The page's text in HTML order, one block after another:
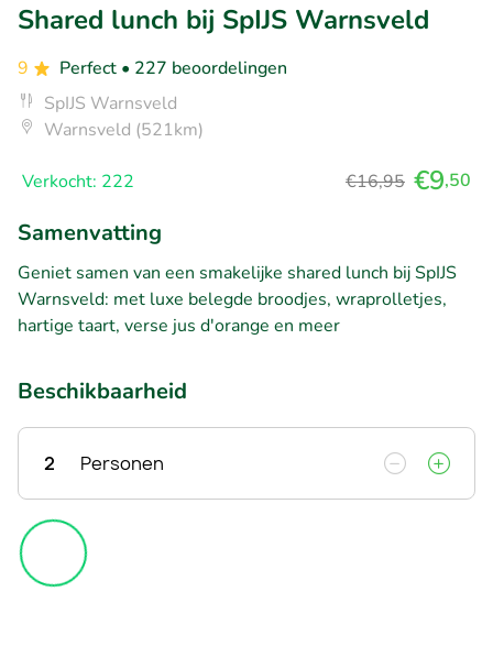
Shared lunch bij SpIJS Warnsveld
9 Perfect • 227 beoordelingen
SpIJS Warnsveld
Warnsveld (521km)
Verkocht: 222 €16,95 €9,50
Samenvatting
Geniet samen van een smakelijke shared lunch bij SpIJS
Warnsveld: met luxe belegde broodjes, wraprolletjes,
hartige taart, verse jus d'orange en meer
Beschikbaarheid
2 Personen